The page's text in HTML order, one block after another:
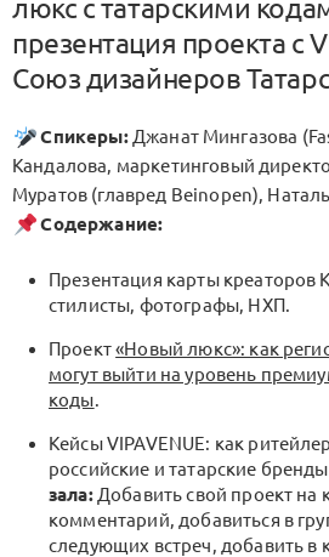
люкс с татарскими
презентация проекта с
Союз дизайнеров
Спикеры:Джанат Мингазова
Кандалова, маркетинговый
Муратов (главред Beinopen),
Содержание:
Презентация карты креаторов
стилисты, фотографы, НХП.
Проект«Новый люкс»: как
могут выйти на уровень
коды.
Кейсы VIPAVENUE: как
российские и татарские
зала:Добавить свой проект на
комментарий, добавиться в
следующих встреч, добавить в